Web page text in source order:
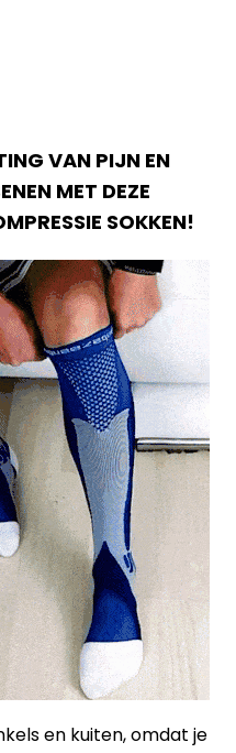
VAN PIJN EN
MET DEZE
SOKKEN!
en kuiten, omdat je